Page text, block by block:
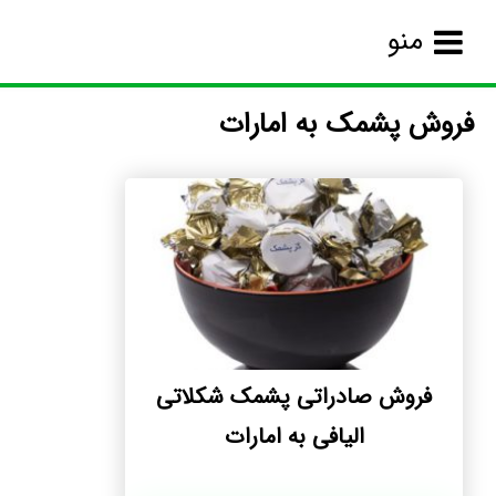
منو
فروش پشمک به امارات
فروش صادراتی پشمک شکلاتی
الیافی به امارات